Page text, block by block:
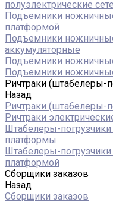
полуэлектрические
Подъемники
платформой
Подъемники
аккумуляторные
Подъемники
Подъемники
Ричтраки (штабелеры-
Назад
Ричтраки (штабелеры-
Ричтраки
Штабелеры-
платформы
Штабелеры-
платформой
Сборщики заказов
Назад
Сборщики заказов